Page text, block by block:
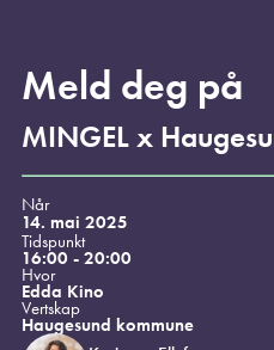
Meld deg på
MINGEL x
Når
14. mai 2025
Tidspunkt
16:00 - 20:00
Hvor
Edda Kino
Vertskap
Haugesund kommune